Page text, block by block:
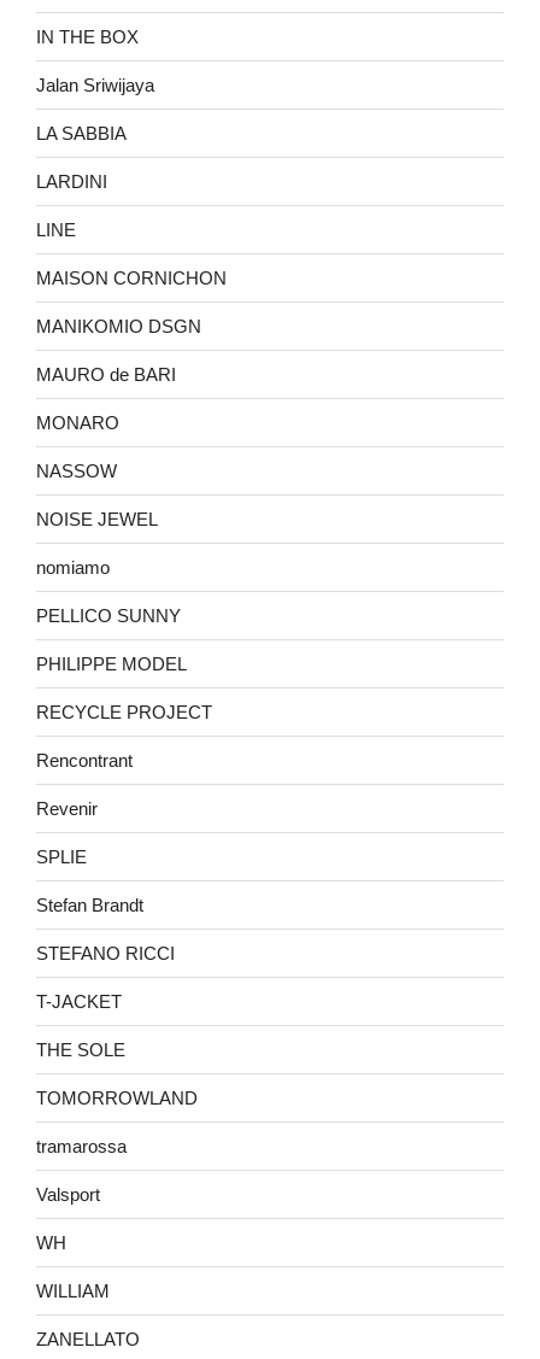
IN THE BOX
Jalan Sriwijaya
LA SABBIA
LARDINI
LINE
MAISON CORNICHON
MANIKOMIO DSGN
MAURO de BARI
MONARO
NASSOW
NOISE JEWEL
nomiamo
PELLICO SUNNY
PHILIPPE MODEL
RECYCLE PROJECT
Rencontrant
Revenir
SPLIE
Stefan Brandt
STEFANO RICCI
T-JACKET
THE SOLE
TOMORROWLAND
tramarossa
Valsport
WH
WILLIAM
ZANELLATO